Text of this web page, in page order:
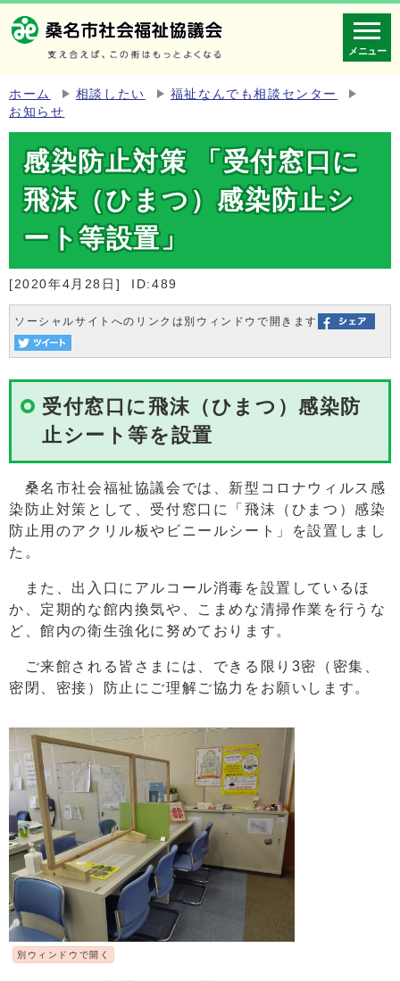
メニュー
ホーム 相談したい
福祉なんでも相談センター
お知らせ
感染防止対策 「受付窓口に
飛沫（ひまつ）感染防止シ
ート等設置」
[2020年4月28日] ID:489
ソーシャルサイトへのリンクは別ウィンドウで開きます
受付窓口に飛沫（ひまつ）感染防
止シート等を設置
桑名市社会福祉協議会では、新型コロナウィルス感
染防止対策として、受付窓口に「飛沫（ひまつ）感染
防止用のアクリル板やビニールシート」を設置しまし
た。
また、出入口にアルコール消毒を設置しているほ
か、定期的な館内換気や、こまめな清掃作業を行うな
ど、館内の衛生強化に努めております。
ご来館される皆さまには、できる限り3密（密集、
密閉、密接）防止にご理解ご協力をお願いします。
別ウィンドウで開く